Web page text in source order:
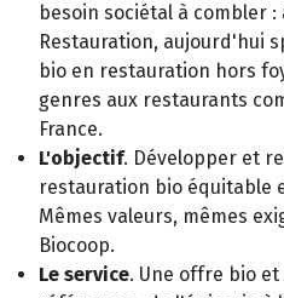
besoin sociétal à combler
Restauration, aujourd'hui
bio en restauration hors
genres aux restaurants
France.
L'objectif. Développer et
restauration bio équitable
Mêmes valeurs, mêmes
Biocoop.
Le service. Une offre bio et